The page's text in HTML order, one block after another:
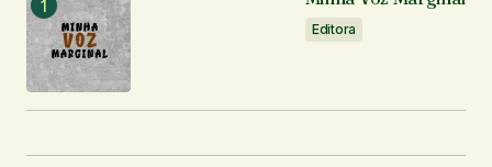
Comentário
Seu nome*
Editora